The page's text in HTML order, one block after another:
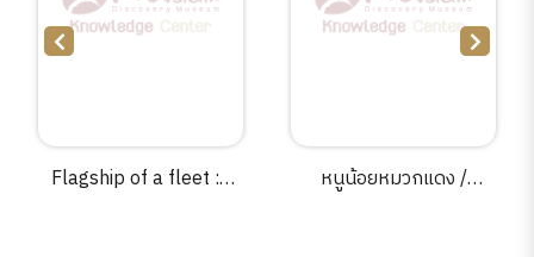
Flagship of a fleet :a
หนูน้อยหมวกแดง /